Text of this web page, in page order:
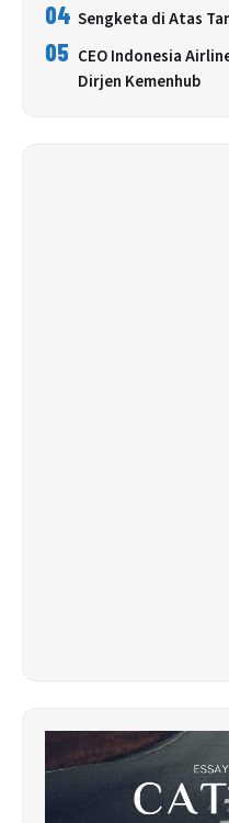
04 Sengketa di Atas
05 CEO Indonesia
Dirjen Kemenhub